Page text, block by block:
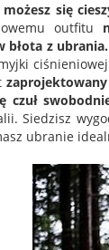
możesz się
outfitu
błota z ubrania.
czuł
Siedzisz
ubranie